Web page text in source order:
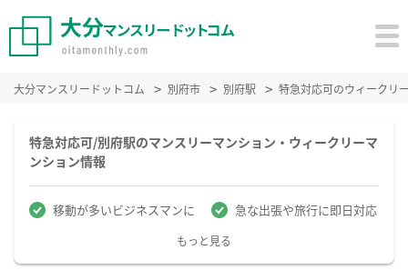
大分マンスリードットコム 別府市 別府駅 特急対応可のウィークリ
特急対応可/別府駅のマンスリーマンション・ウィークリーマ
ンション情報
移動が多いビジネスマンに 急な出張や旅行に即日対応
もっと見る